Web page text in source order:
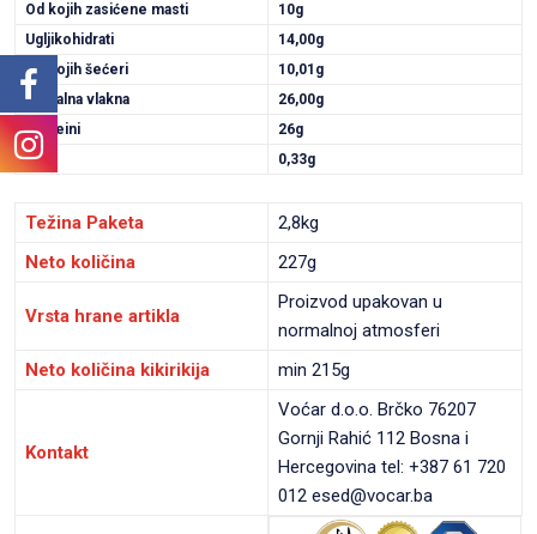
Od kojih zasićene masti
10g
Ugljikohidrati
14,00g
Od kojih šećeri
10,01g
Dijetalna vlakna
26,00g
Proteini
26g
Sol
0,33g
Težina Paketa
2,8kg
Neto količina
227g
Vrsta hrane artikla
Proizvod upakovan u
normalnoj atmosferi
Neto količina kikirikija
min 215g
Kontakt
Voćar d.o.o. Brčko 76207
Gornji Rahić 112 Bosna i
Hercegovina tel: +387 61 720
012 esed@vocar.ba